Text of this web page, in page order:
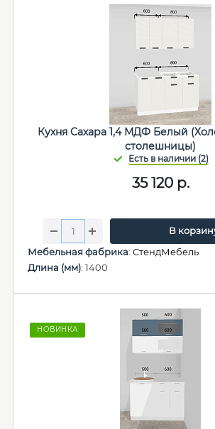
Кухня Сахара 1,4 МДФ Белый
столешницы)
35 120р.
В
Мебельная фабрика: СтендМебель
Длина (мм): 1400
НОВИНКА